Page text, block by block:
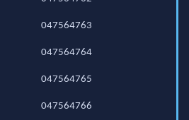
047564763
047564764
047564765
047564766